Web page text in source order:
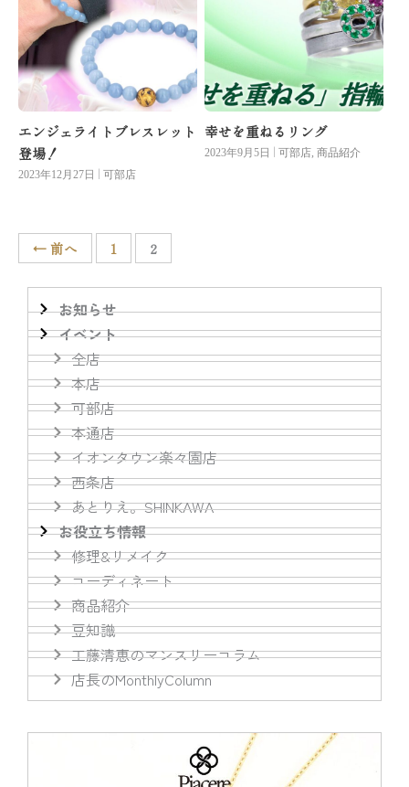
エンジェライトブレスレット
登場！
2023年12月27日 | 可部店
幸せを重ねるリング
2023年9月5日 | 可部店, 商品紹介
← 前へ 1 2
お知らせ
イベント
全店
本店
可部店
本通店
イオンタウン楽々園店
西条店
あとりえ。SHINKAWA
お役立ち情報
修理&リメイク
コーディネート
商品紹介
豆知識
工藤清恵のマンスリーコラム
店長のMonthlyColumn